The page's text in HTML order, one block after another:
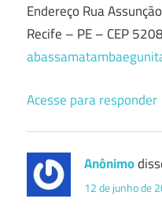
Endereço Rua
Recife – PE – CEP
Acesse para responder
Anônimo
12 de junho de